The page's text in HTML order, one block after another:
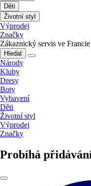
Děti
Životní styl
Výprodej
Značky
Zákaznický servis ve Francie
Hledat
Národy
Kluby
Dresy
Boty
Vybavení
Děti
Životní styl
Výprodej
Značky
Probíhá